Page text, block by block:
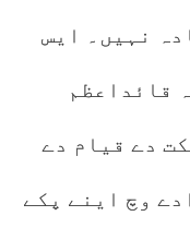
نہیں۔ ایس
قائداعظم
دے قیام دے
وچ اینے پکے